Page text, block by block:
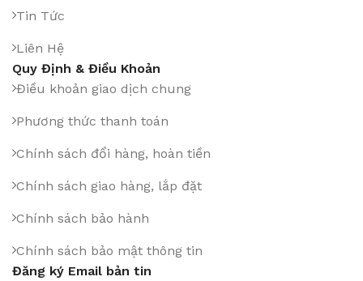
Tin Tức
Liên Hệ
Quy Định & Điều Khoản
Điều khoản giao dịch chung
Phương thức thanh toán
Chính sách đổi hàng, hoàn tiền
Chính sách giao hàng, lắp đặt
Chính sách bảo hành
Chính sách bảo mật thông tin
Đăng ký Email bản tin